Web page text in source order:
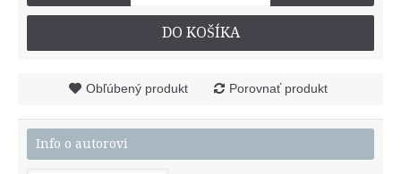
DO KOŠÍKA
Obľúbený produkt Porovnať produkt
Info o autorovi